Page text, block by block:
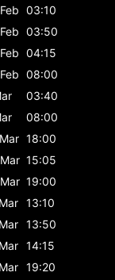
03:10
03:50
04:15
08:00
03:40
08:00
18:00
15:05
19:00
13:10
13:50
14:15
19:20